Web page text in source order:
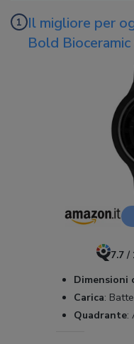
Il migliore per
Bold
7.7 /
Dimensioni
Carica:
Quadrante: